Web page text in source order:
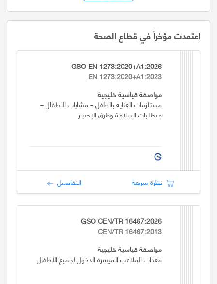
اعتمدت مؤخراً في قطاع الصحة
GSO EN 1273:2020+A1:2026
EN 1273:2020+A1:2023
مواصفة قياسية خليجية
مستلزمات العناية بالطفل – مشايات الأطفال –
متطلبات السلامة وطرق الإختبار
نظرة سريعة التفاصيل
GSO CEN/TR 16467:2026
CEN/TR 16467:2013
مواصفة قياسية خليجية
معدات الملاعب الميسرة الدخول لجميع الأطفال